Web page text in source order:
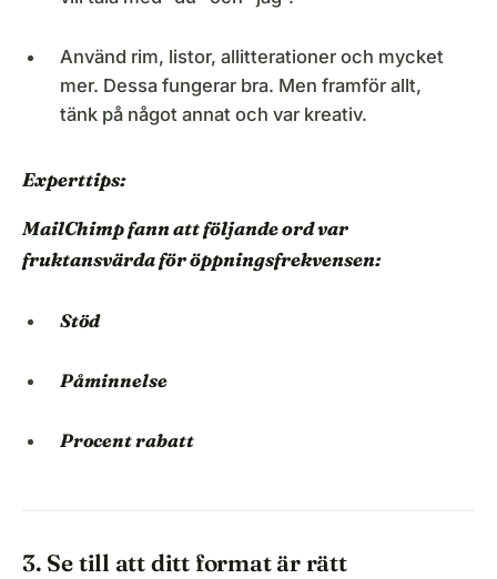
Använd rim, listor, allitterationer och mycket
mer. Dessa fungerar bra. Men framför allt,
tänk på något annat och var kreativ.
Experttips:
MailChimpfann att följande ord var
fruktansvärda för öppningsfrekvensen:
Stöd
Påminnelse
Procent rabatt
3. Se till att ditt format är rätt